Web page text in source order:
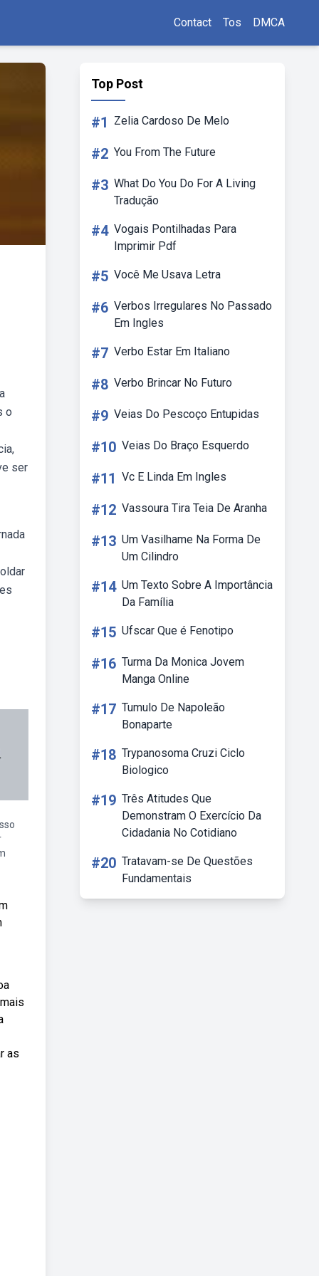
Contact Tos DMCA
o
ser
as
Top Post
#1 Zelia Cardoso De Melo
#2 You From The Future
#3 What Do You Do For A Living
Tradução
#4 Vogais Pontilhadas Para
Imprimir Pdf
#5 Você Me Usava Letra
#6 Verbos Irregulares No Passado
Em Ingles
#7 Verbo Estar Em Italiano
#8 Verbo Brincar No Futuro
#9 Veias Do Pescoço Entupidas
#10 Veias Do Braço Esquerdo
#11 Vc E Linda Em Ingles
#12 Vassoura Tira Teia De Aranha
#13 Um Vasilhame Na Forma De
Um Cilindro
#14 Um Texto Sobre A Importância
Da Família
#15 Ufscar Que é Fenotipo
#16 Turma Da Monica Jovem
Manga Online
#17 Tumulo De Napoleão
Bonaparte
#18 Trypanosoma Cruzi Ciclo
Biologico
#19 Três Atitudes Que
Demonstram O Exercício Da
Cidadania No Cotidiano
#20 Tratavam-se De Questões
Fundamentais